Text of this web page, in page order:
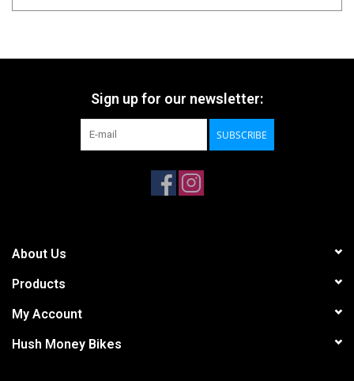
Sign up for our newsletter:
SUBSCRIBE
About Us
Products
My Account
Hush Money Bikes